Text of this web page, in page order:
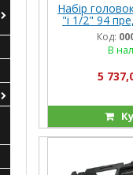
Набір
"і 1/2" 94
Код:
В
5